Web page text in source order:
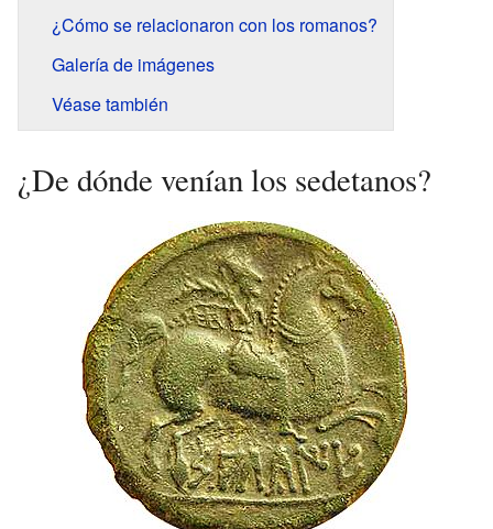
¿Cómo se relacionaron con los romanos?
Galería de imágenes
Véase también
¿De dónde venían los sedetanos?